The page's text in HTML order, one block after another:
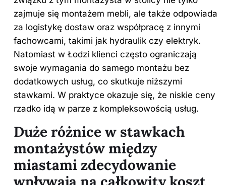
zajmuje się montażem mebli, ale także odpowiada
za logistykę dostaw oraz współpracę z innymi
fachowcami, takimi jak hydraulik czy elektryk.
Natomiast w Łodzi klienci często ograniczają
swoje wymagania do samego montażu bez
dodatkowych usług, co skutkuje niższymi
stawkami. W praktyce okazuje się, że niskie ceny
rzadko idą w parze z kompleksowością usług.
Duże różnice w stawkach
montażystów między
miastami zdecydowanie
wpływają na całkowity koszt